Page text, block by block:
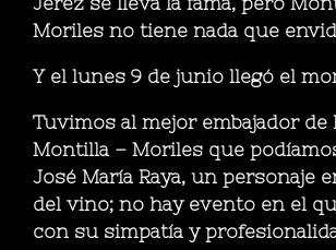
Moriles no tiene nada que
Y el lunes 9 de junio llegó el
Tuvimos al mejor embajador
Montilla – Moriles que
José María Raya, un personaje
del vino; no hay evento en el
con su simpatía y